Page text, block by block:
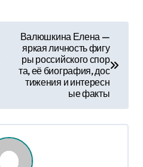
Валюшкина Елена —
яркая личность фигу
ры российского спор
та, её биография, дос
тижения и интересн
ые факты